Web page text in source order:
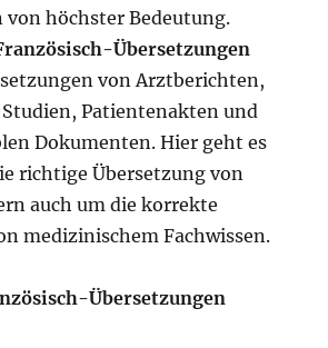
von höchster Bedeutung.
Übersetzungen
von Arztberichten,
Patientenakten und
Dokumenten. Hier geht es
richtige Übersetzung von
auch um die korrekte
medizinischem Fachwissen.
Übersetzungen